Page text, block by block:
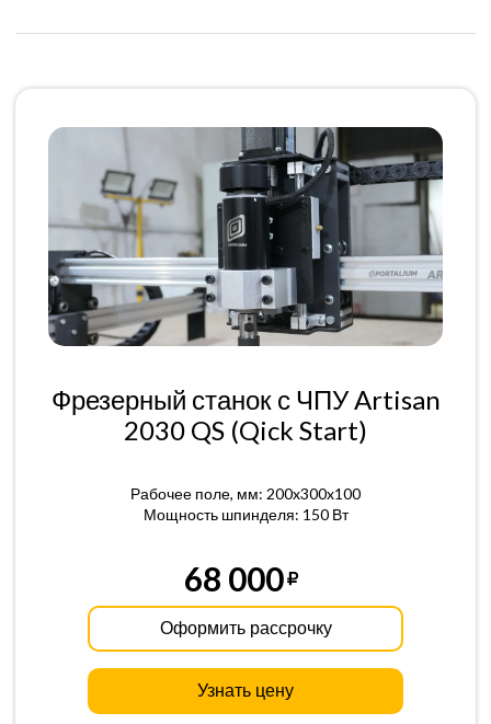
Фрезерный станок с ЧПУ Artisan
2030 QS (Qick Start)
Рабочее поле, мм: 200x300x100
Мощность шпинделя: 150 Вт
68 000
Оформить рассрочку
Узнать цену